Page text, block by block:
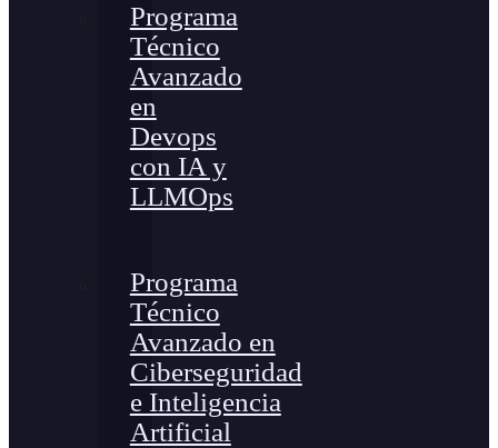
Programa
Técnico
Avanzado
en
Devops
con IA y
LLMOps
Programa
Técnico
Avanzado en
Ciberseguridad
e Inteligencia
Artificial